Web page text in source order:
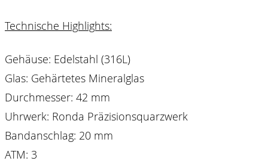
Technische Highlights:
Gehäuse: Edelstahl (316L)
Glas: Gehärtetes Mineralglas
Durchmesser: 42 mm
Uhrwerk: Ronda Präzisionsquarzwerk
Bandanschlag: 20 mm
ATM: 3